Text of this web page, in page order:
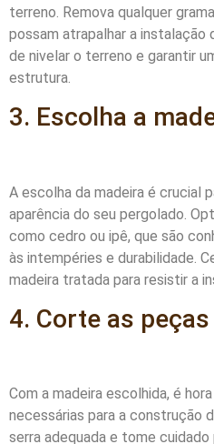
terreno. Remova qualquer
possam atrapalhar a instalação
de nivelar o terreno e garantir
estrutura.
3. Escolha a
A escolha da madeira é crucial
aparência do seu pergolado.
como cedro ou ipê, que são
às intempéries e durabilidade.
madeira tratada para resistir a
4. Corte as peças
Com a madeira escolhida, é
necessárias para a construção
serra adequada e tome